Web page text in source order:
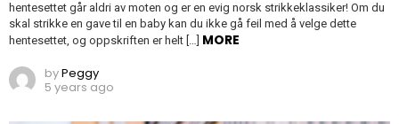
hentesettet går aldri av moten og er en evig norsk strikkeklassiker! Om du
skal strikke en gave til en baby kan du ikke gå feil med å velge dette
hentesettet, og oppskriften er helt […] MORE
byPeggy
5 years ago